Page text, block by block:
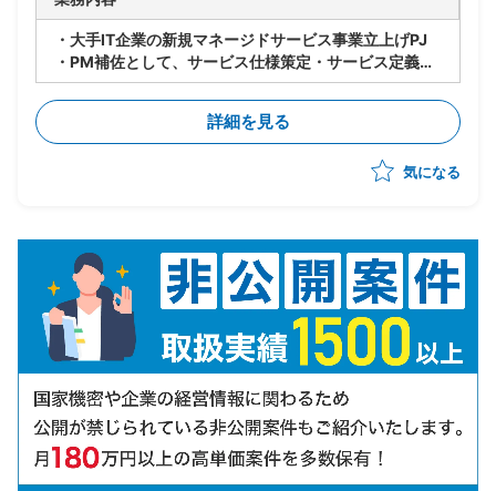
・大手IT企業の新規マネージドサービス事業立上げPJ
・PM補佐として、サービス仕様策定・サービス定義・
サービスデザイン等、立上げ全体をリード
・立上げ後はサービス運用のリードを担当しつつメニュ
ー化や顧客アプローチへの参画等、多面的に貢献範囲を
拡大
詳細を見る
気になる